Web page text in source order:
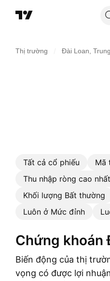
Thị trường Đài Loan,
Tất cả cổ phiếu Mã
Thu nhập ròng cao nhất
Khối lượng Bất thường
Luôn ở Mức đỉnh
Chứng
Biến động của thị
vọng có được lợi